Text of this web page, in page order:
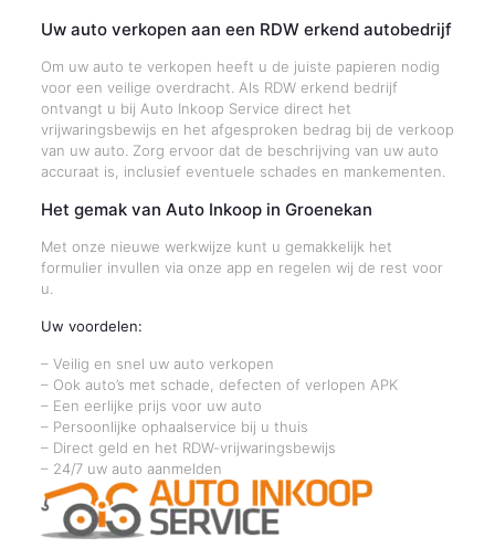
Uw auto verkopen aan een RDW erkend autobedrijf
Om uw auto te verkopen heeft u de juiste papieren nodig
voor een veilige overdracht. Als RDW erkend bedrijf
ontvangt u bij Auto Inkoop Service direct het
vrijwaringsbewijs en het afgesproken bedrag bij de verkoop
van uw auto. Zorg ervoor dat de beschrijving van uw auto
accuraat is, inclusief eventuele schades en mankementen.
Het gemak van Auto Inkoop in Groenekan
Met onze nieuwe werkwijze kunt u gemakkelijk het
formulier invullen via onze app en regelen wij de rest voor
u.
Uw voordelen:
– Veilig en snel uw auto verkopen
– Ook auto’s met schade, defecten of verlopen APK
– Een eerlijke prijs voor uw auto
– Persoonlijke ophaalservice bij u thuis
– Direct geld en het RDW-vrijwaringsbewijs
– 24/7 uw auto aanmelden